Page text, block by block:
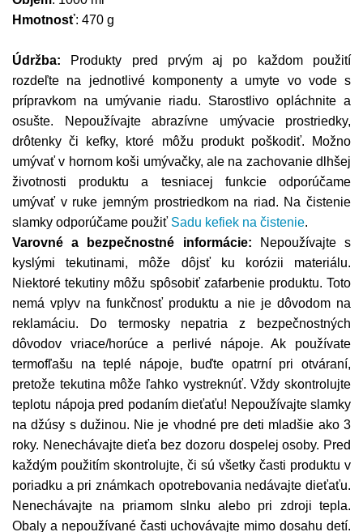
Hmotnosť: 470 g
Údržba: Produkty pred prvým aj po každom použití
rozdeľte na jednotlivé komponenty a umyte vo vode s
prípravkom na umývanie riadu. Starostlivo opláchnite a
osušte. Nepoužívajte abrazívne umývacie prostriedky,
drôtenky či kefky, ktoré môžu produkt poškodiť. Možno
umývať v hornom koši umývačky, ale na zachovanie dlhšej
životnosti produktu a tesniacej funkcie odporúčame
umývať v ruke jemným prostriedkom na riad. Na čistenie
slamky odporúčame použiť Sadu kefiek na čistenie.
Varovné a bezpečnostné informácie: Nepoužívajte s
kyslými tekutinami, môže dôjsť ku korózii materiálu.
Niektoré tekutiny môžu spôsobiť zafarbenie produktu. Toto
nemá vplyv na funkčnosť produktu a nie je dôvodom na
reklamáciu. Do termosky nepatria z bezpečnostných
dôvodov vriace/horúce a perlivé nápoje. Ak používate
termofľašu na teplé nápoje, buďte opatrní pri otváraní,
pretože tekutina môže ľahko vystreknúť. Vždy skontrolujte
teplotu nápoja pred podaním dieťaťu! Nepoužívajte slamky
na džúsy s dužinou. Nie je vhodné pre deti mladšie ako 3
roky. Nenechávajte dieťa bez dozoru dospelej osoby. Pred
každým použitím skontrolujte, či sú všetky časti produktu v
poriadku a pri známkach opotrebovania nedávajte dieťaťu.
Nenechávajte na priamom slnku alebo pri zdroji tepla.
Obaly a nepoužívané časti uchovávajte mimo dosahu detí.